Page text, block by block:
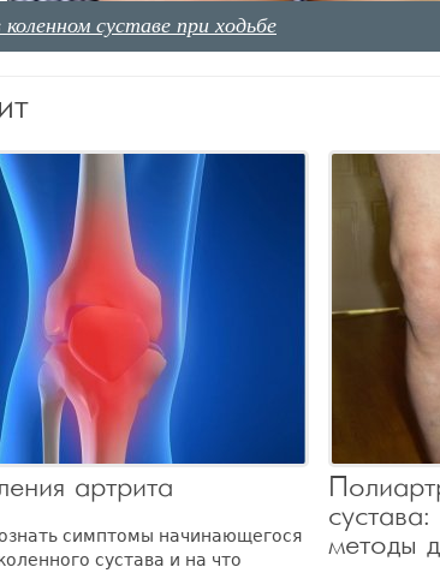
суставе при ходьбе
артрита
симптомы начинающегося
сустава и на что
методы